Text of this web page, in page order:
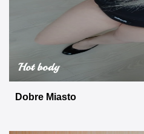
Hot body
Dobre Miasto